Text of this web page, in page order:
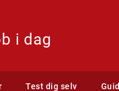
i dag
Test dig selv